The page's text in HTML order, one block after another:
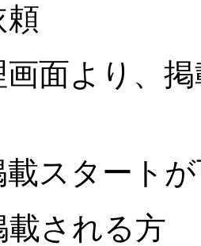
頼
面より、
載スタート
載される方